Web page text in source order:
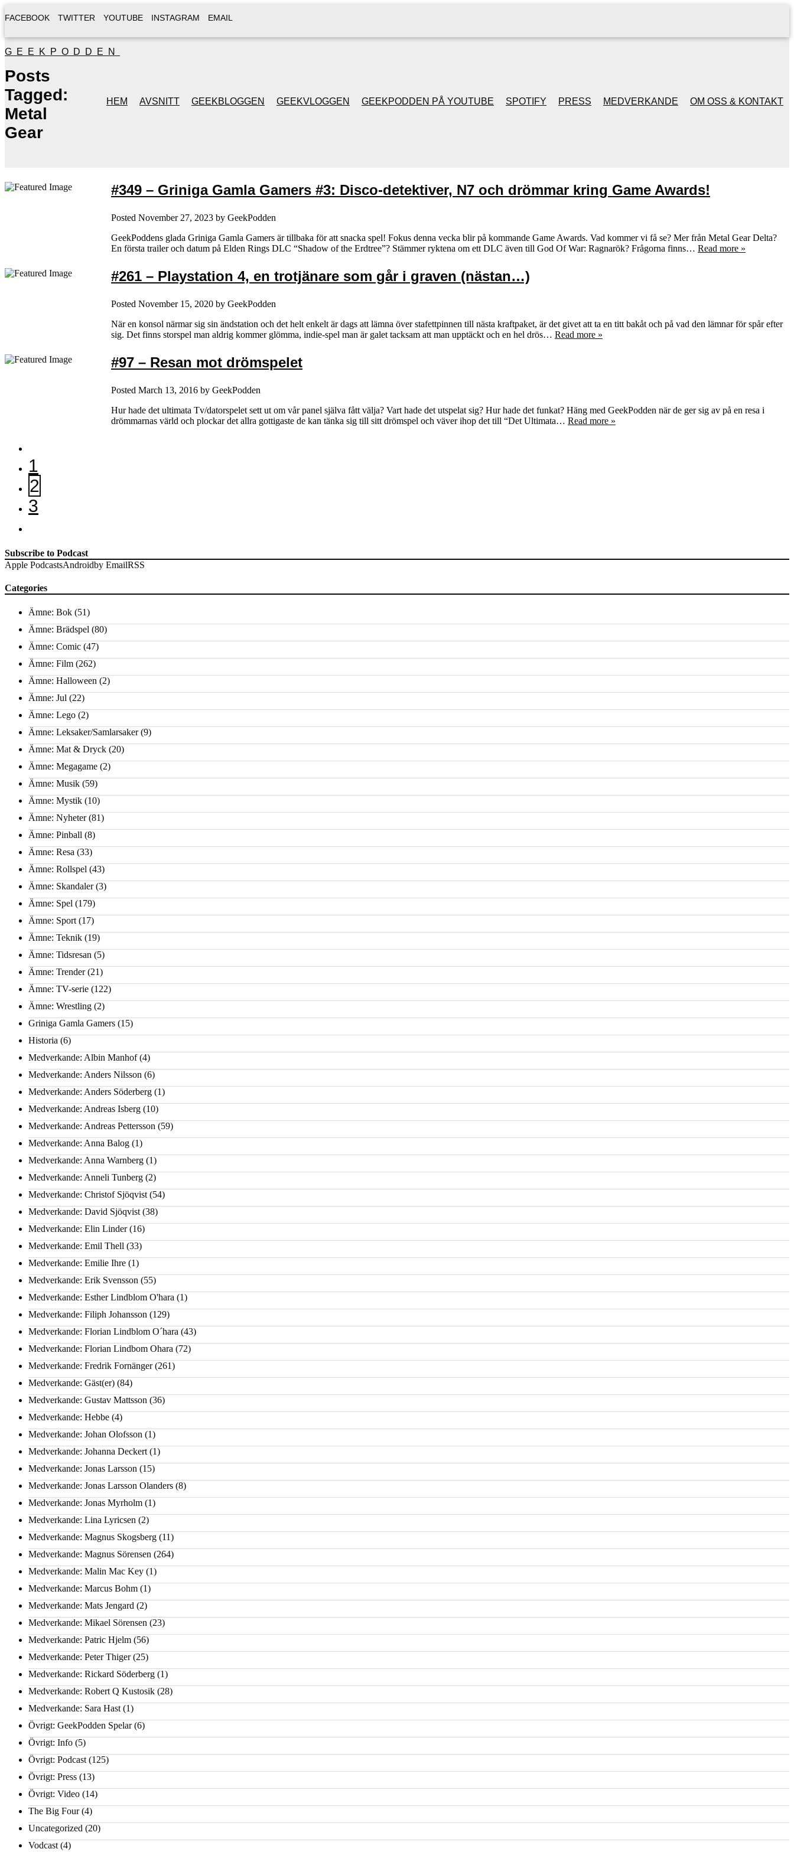
FACEBOOK TWITTER YOUTUBE INSTAGRAM EMAIL
GEEKPODDEN
HEM AVSNITT GEEKBLOGGEN GEEKVLOGGEN GEEKPODDEN PÅ YOUTUBE
& FILIPH
GEEKPODDENS
JULSPECIALER 2013
SPOTIFY PRESS MEDVERKANDE OM OSS & KONTAKT
Posts
Tagged:
Metal
Gear
#349 – Griniga Gamla Gamers #3: Disco-detektiver, N7 och drömmar kring Game Awards!
Posted November 27, 2023 by GeekPodden
GeekPoddens glada Griniga Gamla Gamers är tillbaka för att snacka spel! Fokus denna vecka blir på kommande Game Awards. Vad kommer vi få se? Mer från Metal Gear Delta?
En första trailer och datum på Elden Rings DLC “Shadow of the Erdtree”? Stämmer ryktena om ett DLC även till God Of War: Ragnarök? Frågorna finns… Read more »
#261 – Playstation 4, en trotjänare som går i graven (nästan…)
Posted November 15, 2020 by GeekPodden
När en konsol närmar sig sin ändstation och det helt enkelt är dags att lämna över stafettpinnen till nästa kraftpaket, är det givet att ta en titt bakåt och på vad den lämnar för spår efter
sig. Det finns storspel man aldrig kommer glömma, indie-spel man är galet tacksam att man upptäckt och en hel drös… Read more »
#97 – Resan mot drömspelet
Posted March 13, 2016 by GeekPodden
Hur hade det ultimata Tv/datorspelet sett ut om vår panel själva fått välja? Vart hade det utspelat sig? Hur hade det funkat? Häng med GeekPodden när de ger sig av på en resa i
drömmarnas värld och plockar det allra gottigaste de kan tänka sig till sitt drömspel och väver ihop det till “Det Ultimata… Read more »
1
2
3
Subscribe to Podcast
Apple PodcastsAndroidby EmailRSS
Categories
Ämne: Bok (51)
Ämne: Brädspel (80)
Ämne: Comic (47)
Ämne: Film (262)
Ämne: Halloween (2)
Ämne: Jul (22)
Ämne: Lego (2)
Ämne: Leksaker/Samlarsaker(9)
Ämne: Mat & Dryck (20)
Ämne: Megagame (2)
Ämne: Musik (59)
Ämne: Mystik (10)
Ämne: Nyheter(81)
Ämne: Pinball (8)
Ämne: Resa (33)
Ämne: Rollspel (43)
Ämne: Skandaler(3)
Ämne: Spel (179)
Ämne: Sport (17)
Ämne: Teknik (19)
Ämne: Tidsresan (5)
Ämne: Trender(21)
Ämne: TV-serie (122)
Ämne: Wrestling (2)
Griniga Gamla Gamers (15)
Historia (6)
Medverkande: Albin Manhof(4)
Medverkande: Anders Nilsson (6)
Medverkande: Anders Söderberg (1)
Medverkande: Andreas Isberg (10)
Medverkande: Andreas Pettersson (59)
Medverkande: Anna Balog (1)
Medverkande: Anna Warnberg (1)
Medverkande: Anneli Tunberg (2)
Medverkande: Christof Sjöqvist (54)
Medverkande: David Sjöqvist (38)
Medverkande: Elin Linder(16)
Medverkande: Emil Thell (33)
Medverkande: Emilie Ihre (1)
Medverkande: Erik Svensson (55)
Medverkande: Esther Lindblom O'hara (1)
Medverkande: Filiph Johansson (129)
Medverkande: Florian Lindblom O´hara (43)
Medverkande: Florian Lindbom Ohara (72)
Medverkande: Fredrik Fornänger(261)
Medverkande: Gäst(er) (84)
Medverkande: Gustav Mattsson (36)
Medverkande: Hebbe (4)
Medverkande: Johan Olofsson (1)
Medverkande: Johanna Deckert (1)
Medverkande: Jonas Larsson (15)
Medverkande: Jonas Larsson Olanders (8)
Medverkande: Jonas Myrholm (1)
Medverkande: Lina Lyricsen (2)
Medverkande: Magnus Skogsberg (11)
Medverkande: Magnus Sörensen (264)
Medverkande: Malin Mac Key (1)
Medverkande: Marcus Bohm (1)
Medverkande: Mats Jengard (2)
Medverkande: Mikael Sörensen (23)
Medverkande: Patric Hjelm (56)
Medverkande: Peter Thiger(25)
Medverkande: Rickard Söderberg (1)
Medverkande: Robert Q Kustosik (28)
Medverkande: Sara Hast (1)
Övrigt: GeekPodden Spelar(6)
Övrigt: Info (5)
Övrigt: Podcast (125)
Övrigt: Press (13)
Övrigt: Video (14)
The Big Four(4)
Uncategorized (20)
Vodcast (4)